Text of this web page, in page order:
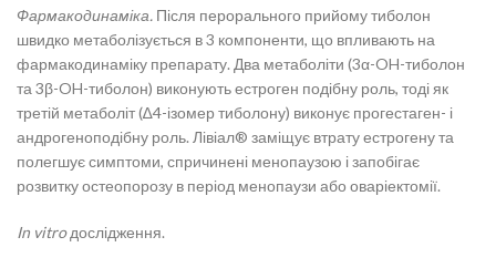
Фармакодинаміка. Після перорального прийому тиболон
швидко метаболізується в 3 компоненти, що впливають на
фармакодинаміку препарату. Два метаболіти (3α-OH-тиболон
та 3β-OH-тиболон) виконують естроген подібну роль, тоді як
третій метаболіт (∆4-ізомер тиболону) виконує прогестаген- і
андрогеноподібну роль. Лівіал® заміщує втрату естрогену та
полегшує симптоми, спричинені менопаузою і запобігає
розвитку остеопорозу в період менопаузи або оваріектомії.
In vitroдослідження.